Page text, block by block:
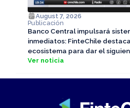
August 7, 2026
Publicación
Banco Central impulsará
inmediatos: FinteChile
ecosistema para dar el
Ver noticia